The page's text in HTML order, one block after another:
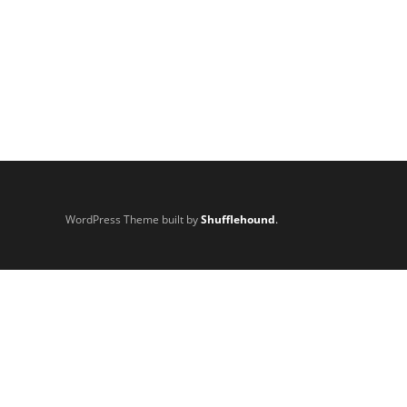
WordPress Theme built byShufflehound.